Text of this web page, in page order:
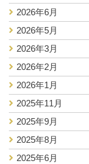
2026年6月
2026年5月
2026年3月
2026年2月
2026年1月
2025年11月
2025年9月
2025年8月
2025年6月